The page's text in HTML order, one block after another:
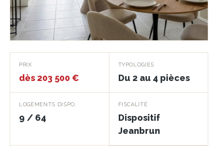
La Saint-Cyrienne
SAINT CYR SUR LOIRE · 37540
PRIX
dès 203 500 €
TYPOLOGIES
Du 2 au 4 pièces
LOGEMENTS DISPO.
9 / 64
FISCALITÉ
Dispositif
Jeanbrun